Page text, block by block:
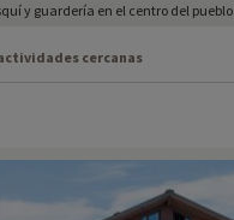
y guardería en el centro del pueblo
cercanas